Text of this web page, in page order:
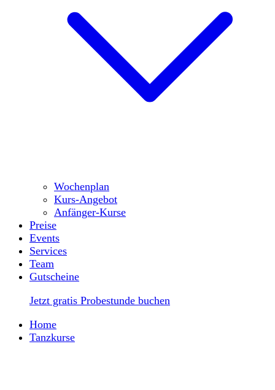
Wochenplan
Kurs-Angebot
Anfänger-Kurse
Preise
Events
Services
Team
Gutscheine
Jetzt gratis Probestunde buchen
Home
Tanzkurse